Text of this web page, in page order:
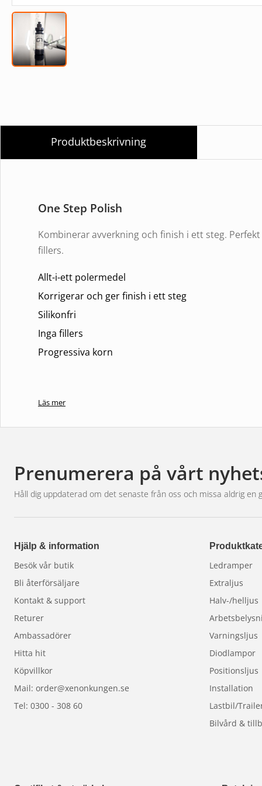
Produktbeskrivning
One Step Polish
Kombinerar avverkning och finish i ett steg.
fillers.
Allt-i-ett polermedel
Korrigerar och ger finish i ett steg
Silikonfri
Inga fillers
Progressiva korn
Läs mer
Prenumerera på vårt
Håll dig uppdaterad om det senaste från oss och missa aldrig en
Hjälp & information
Besök vår butik
Bli återförsäljare
Kontakt & support
Returer
Ambassadörer
Hitta hit
Köpvillkor
Mail: order@xenonkungen.se
Tel: 0300 - 308 60
Ledramper
Extraljus
Halv-/helljus
Varningsljus
Diodlampor
Positionsljus
Installation
Lastbil/
Bilvård &